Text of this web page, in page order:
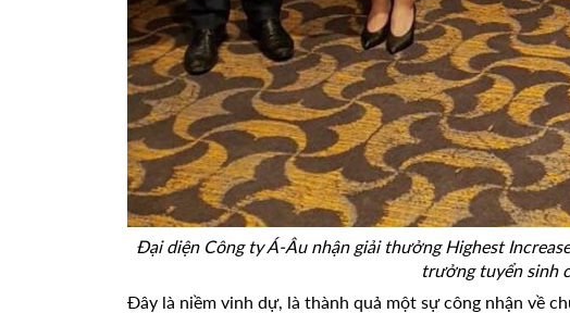
Đại diện Công ty Á-Âu nhận giải thưởng Highest
trưởng tuyển sinh
Đây là niềm vinh dự, là thành quả một sự công nhận về